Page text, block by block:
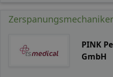
PINK
GmbH